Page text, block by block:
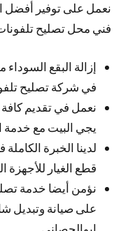
نعمل على توفير أفضل
فني محل تصليح
إزالة البقع
في شركة تصليح
نعمل في تقديم
يجي البيت مع
لدينا الخبرة
قطع الغيار للأجهزة
نؤمن أيضا خدمة
على صيانة وتبديل
ابوالحصاني